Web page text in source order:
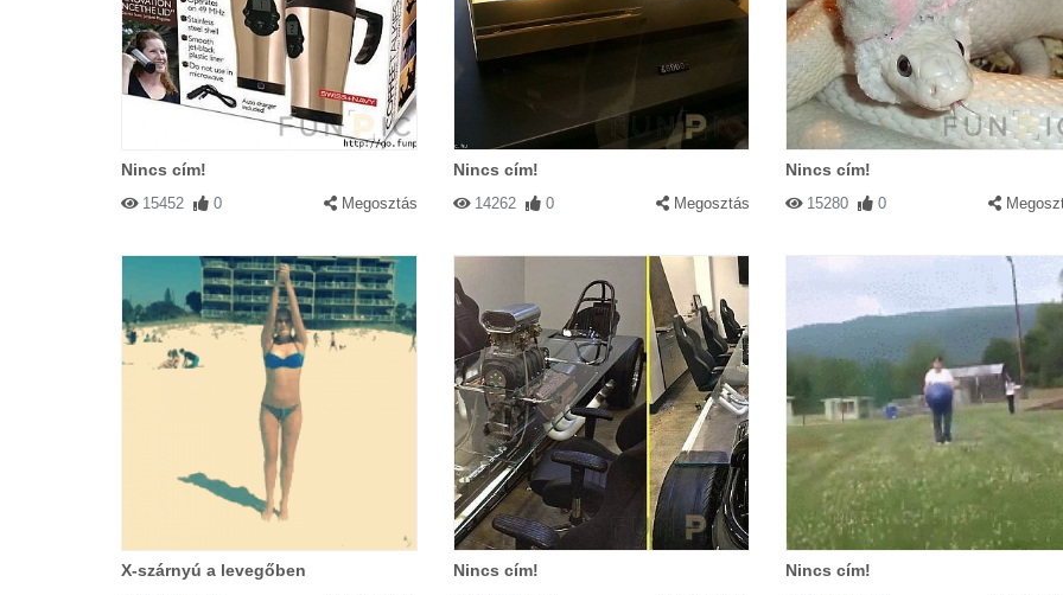
Nincs cím!
15452 0 Megosztás
Nincs cím!
14262 0 Megosztás
Nincs cím!
15280 0
X-szárnyú a levegőben Nincs cím! Nincs cím!